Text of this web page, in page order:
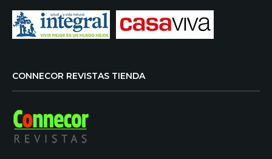
CONNECOR REVISTAS TIENDA